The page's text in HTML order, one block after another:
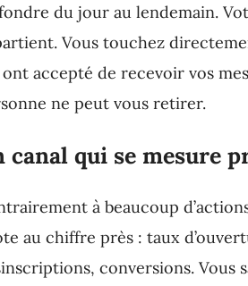
du jour au lendemain.
Vous touchez
accepté de recevoir vos
ne peut vous retirer.
canal qui se mesure
à beaucoup
au chiffre près : taux
conversions. Vous